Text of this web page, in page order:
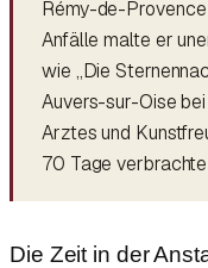
Rémy-de-
Anfälle malte er
wie „Die
Auvers-sur-Oise
Arztes und
70 Tage
Die Zeit in der